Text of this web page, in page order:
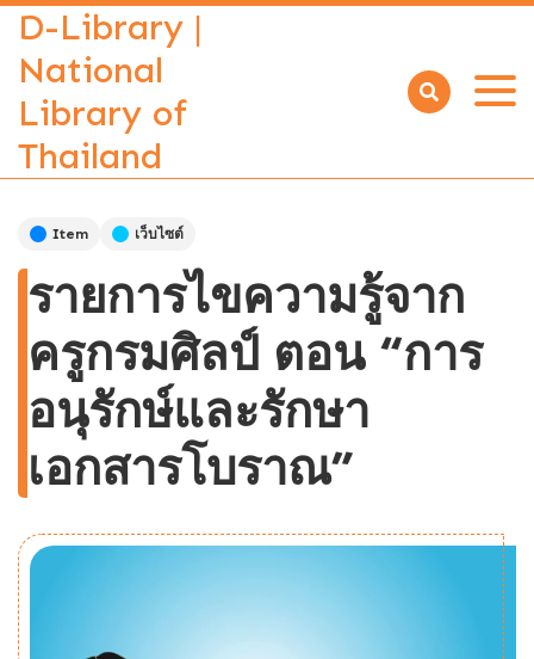
D-Library |
National
Library of
Thailand
Open
Item เว็บไซต์
รายการไขความรู้จาก
ครูกรมศิลป์ ตอน “การ
อนุรักษ์และรักษา
เอกสารโบราณ”